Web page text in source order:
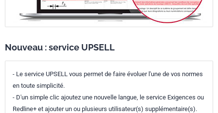
Nouveau : service UPSELL
- Le service UPSELL vous permet de faire évoluer l'une de vos normes
en toute simplicité.
- D'un simple clic ajoutez une nouvelle langue, le service Exigences ou
Redline+ et ajouter un ou plusieurs utilisateur(s) supplémentaire(s).